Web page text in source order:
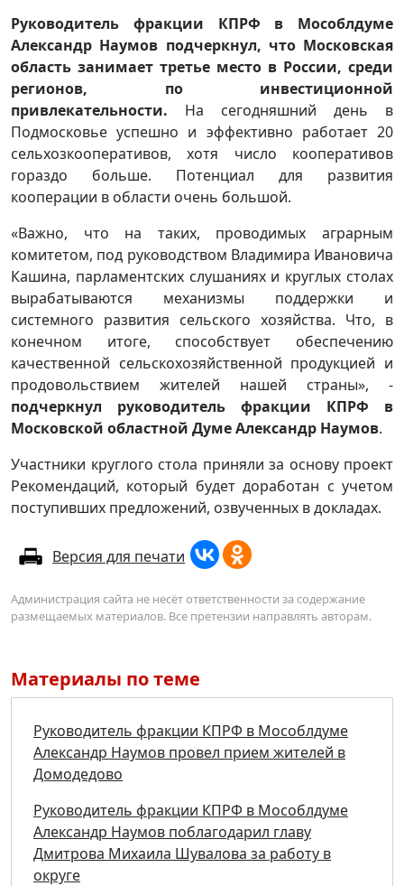
Руководитель фракции КПРФ в Мособлдуме
Александр Наумов подчеркнул, что Московская
область занимает третье место в России, среди
регионов, по инвестиционной
привлекательности. На сегодняшний день в
Подмосковье успешно и эффективно работает 20
сельхозкооперативов, хотя число кооперативов
гораздо больше. Потенциал для развития
кооперации в области очень большой.
«Важно, что на таких, проводимых аграрным
комитетом, под руководством Владимира Ивановича
Кашина, парламентских слушаниях и круглых столах
вырабатываются механизмы поддержки и
системного развития сельского хозяйства. Что, в
конечном итоге, способствует обеспечению
качественной сельскохозяйственной продукцией и
продовольствием жителей нашей страны», -
подчеркнул руководитель фракции КПРФ в
Московской областной Думе Александр Наумов.
Участники круглого стола приняли за основу проект
Рекомендаций, который будет доработан с учетом
поступивших предложений, озвученных в докладах.
Версия для печати
Администрация сайта не несёт ответственности за содержание
размещаемых материалов. Все претензии направлять авторам.
Материалы по теме
Руководитель фракции КПРФ в Мособлдуме
Александр Наумов провел прием жителей в
Домодедово
Руководитель фракции КПРФ в Мособлдуме
Александр Наумов поблагодарил главу
Дмитрова Михаила Шувалова за работу в
округе